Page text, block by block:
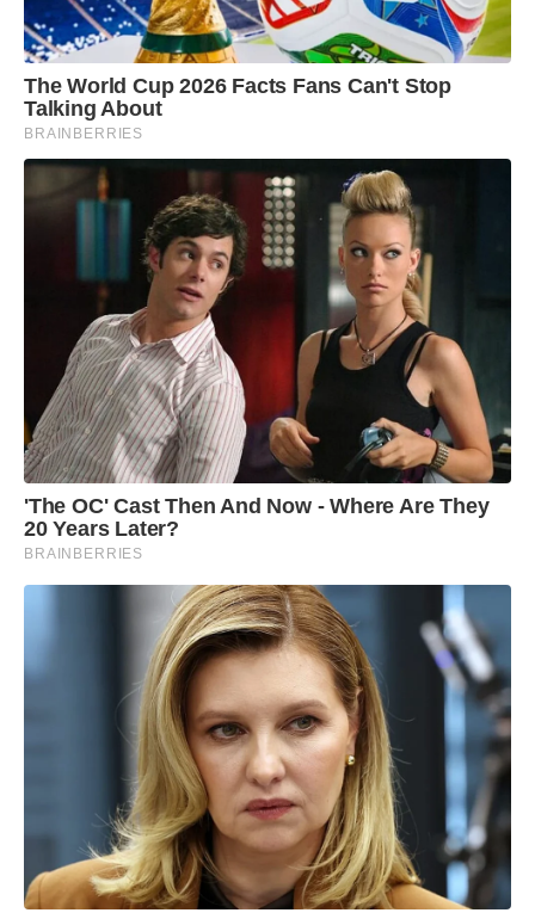
The World Cup 2026 Facts Fans Can't Stop
Talking About
BRAINBERRIES
'The OC' Cast Then And Now - Where Are They
20 Years Later?
BRAINBERRIES